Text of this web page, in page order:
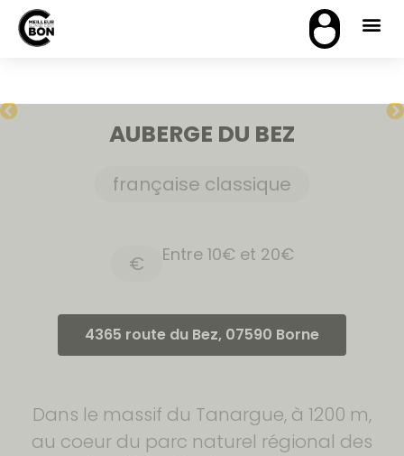
AUBERGE DU BEZ
française classique
€ Entre 10€ et 20€
4365 route du Bez, 07590 Borne
Dans le massif du Tanargue, à 1200 m,
au coeur du parc naturel régional des